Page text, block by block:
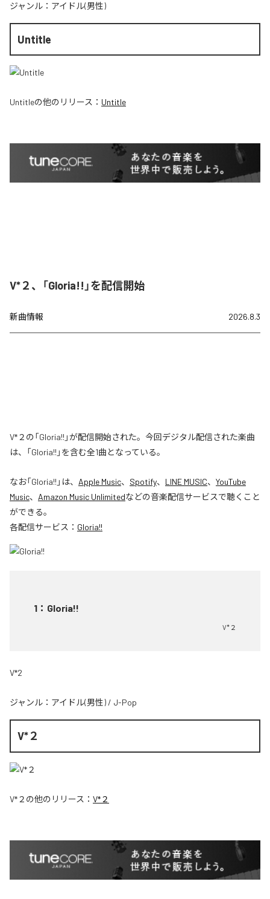
ジャンル： アイドル(男性)
Untitle
Untitleの他のリリース： Untitle
V*２、「Gloria!!」を配信開始
新曲情報 2026.8.3
V*２の「Gloria!!」が配信開始された。今回デジタル配信された楽曲
は、「Gloria!!」を含む全1曲となっている。
なお「Gloria!! 」は、 Apple Music、 Spotify、 LINE MUSIC、 YouTube
Music、 Amazon Music Unlimitedなどの音楽配信サービスで聴くこと
ができる。
各配信サービス： Gloria!!
1 ： Gloria!!
V*２
V*2
ジャンル： アイドル(男性) / J-Pop
V*２
V*２ の他のリリース： V*２